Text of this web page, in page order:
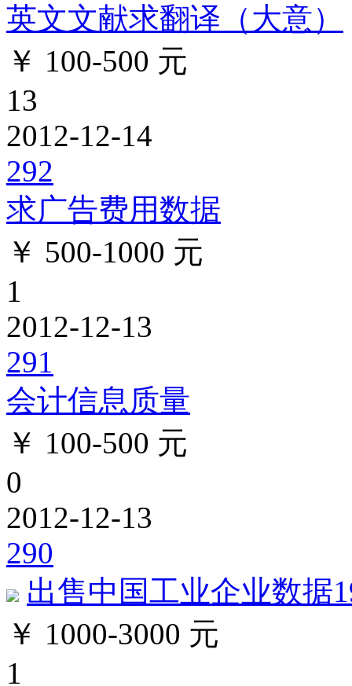
英文文献求翻译（大意）
￥ 100-500 元
13
2012-12-14
292
求广告费用数据
￥ 500-1000 元
1
2012-12-13
291
会计信息质量
￥ 100-500 元
0
2012-12-13
290
出售中国工业企业数据
￥ 1000-3000 元
1